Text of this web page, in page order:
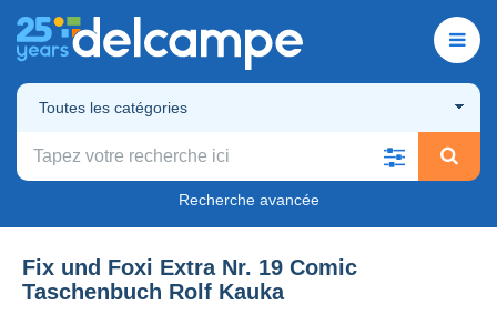
Toutes les catégories
Recherche avancée
Fix und Foxi Extra Nr. 19 Comic
Taschenbuch Rolf Kauka